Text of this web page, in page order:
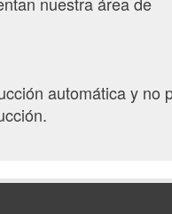
automática y no